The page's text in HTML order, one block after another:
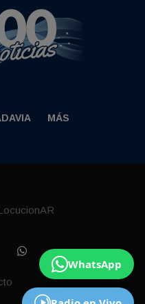
WhatsApp
MÁS